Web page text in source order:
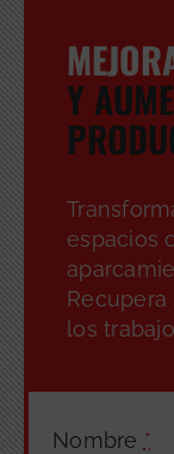
Nombre *
Y
espacios
Recupera
los